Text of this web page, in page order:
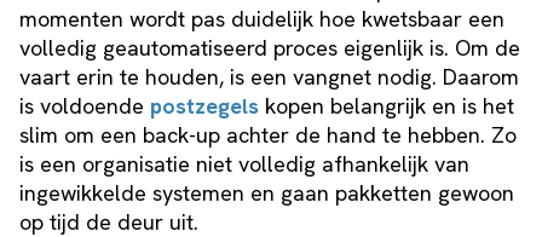
momenten wordt pas duidelijk hoe kwetsbaar een
volledig geautomatiseerd proces eigenlijk is. Om de
vaart erin te houden, is een vangnet nodig. Daarom
is voldoende postzegels kopen belangrijk en is het
slim om een back-up achter de hand te hebben. Zo
is een organisatie niet volledig afhankelijk van
ingewikkelde systemen en gaan pakketten gewoon
op tijd de deur uit.